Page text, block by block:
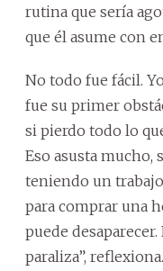
rutina que sería
que él asume con
No todo fue fácil.
fue su primer
si pierdo todo lo
Eso asusta
teniendo un
para comprar una
puede
paraliza”,